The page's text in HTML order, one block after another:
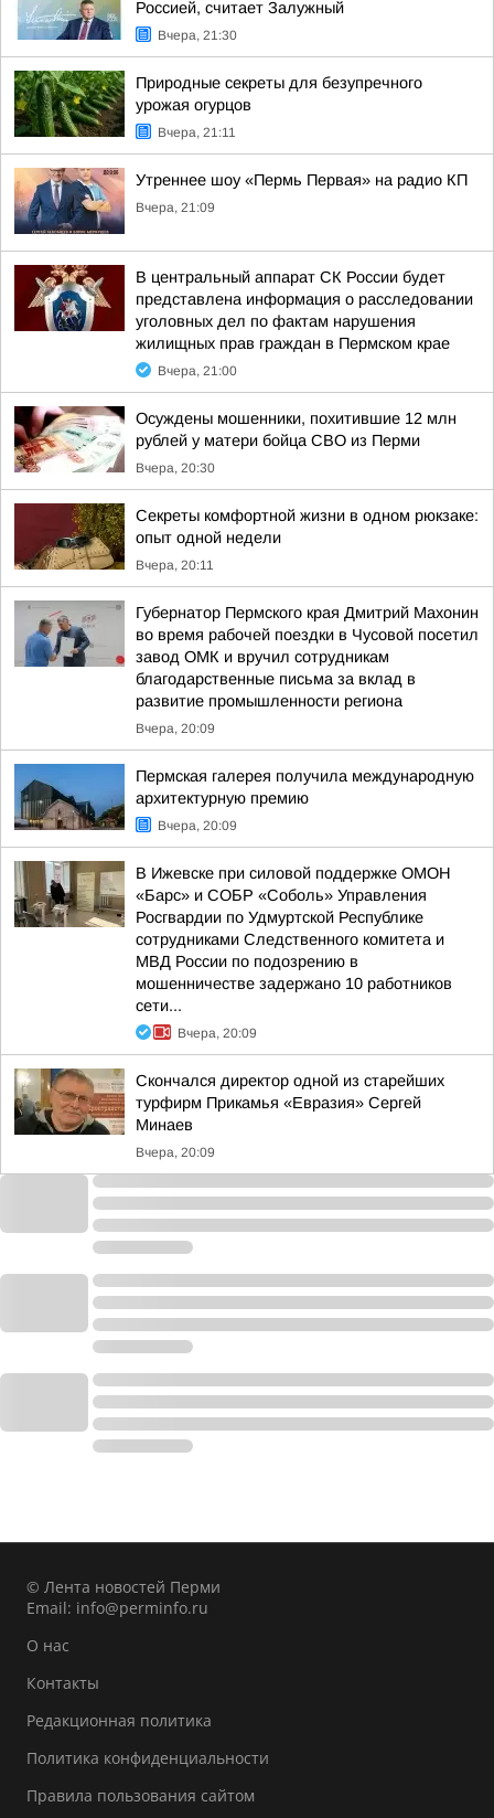
Россией, считает Залужный
Вчера, 21:30
Природные секреты для безупречного
урожая огурцов
Вчера, 21:11
Утреннее шоу «Пермь Первая» на радио КП
Вчера, 21:09
В центральный аппарат СК России будет
представлена информация о расследовании
уголовных дел по фактам нарушения
жилищных прав граждан в Пермском крае
Вчера, 21:00
Осуждены мошенники, похитившие 12 млн
рублей у матери бойца СВО из Перми
Вчера, 20:30
Секреты комфортной жизни в одном рюкзаке:
опыт одной недели
Вчера, 20:11
Губернатор Пермского края Дмитрий Махонин
во время рабочей поездки в Чусовой посетил
завод ОМК и вручил сотрудникам
благодарственные письма за вклад в
развитие промышленности региона
Вчера, 20:09
Пермская галерея получила международную
архитектурную премию
Вчера, 20:09
В Ижевске при силовой поддержке ОМОН
«Барс» и СОБР «Соболь» Управления
Росгвардии по Удмуртской Республике
сотрудниками Следственного комитета и
МВД России по подозрению в
мошенничестве задержано 10 работников
сети...
Вчера, 20:09
Скончался директор одной из старейших
турфирм Прикамья «Евразия» Сергей
Минаев
Вчера, 20:09
© Лента новостей Перми
Email: info@perminfo.ru
О нас
Контакты
Редакционная политика
Политика конфиденциальности
Правила пользования сайтом